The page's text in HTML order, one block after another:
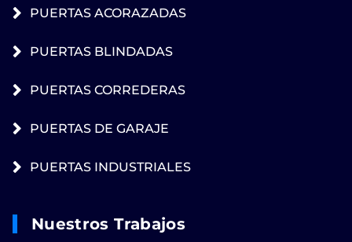
PUERTAS ACORAZADAS
PUERTAS BLINDADAS
PUERTAS CORREDERAS
PUERTAS DE GARAJE
PUERTAS INDUSTRIALES
Nuestros Trabajos